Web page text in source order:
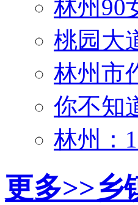
林州90
桃园大
林州市
你不知
林州：
更多>>乡